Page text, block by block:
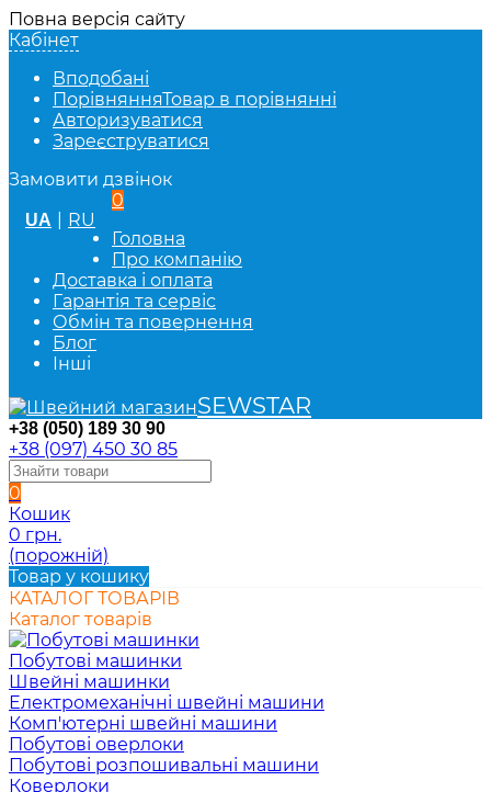
Повна версія сайту
Кабінет
Вподобані
ПорівнянняТовар в порівнянні
Авторизуватися
Зареєструватися
Замовити дзвінок
UA RU
0
Головна
Про компанію
Доставка і оплата
Гарантія та сервіс
Обмін та повернення
Блог
Інші
SEWSTAR
+38 (050) 189 30 90
+38 (097) 450 30 85
0
Кошик
0 грн.
(порожній)
Товар у кошику
КАТАЛОГ ТОВАРІВ
Каталог товарів
Побутові машинки
Швейні машинки
Електромеханічні швейні машини
Комп'ютерні швейні машини
Побутові оверлоки
Побутові розпошивальні машини
Коверлоки